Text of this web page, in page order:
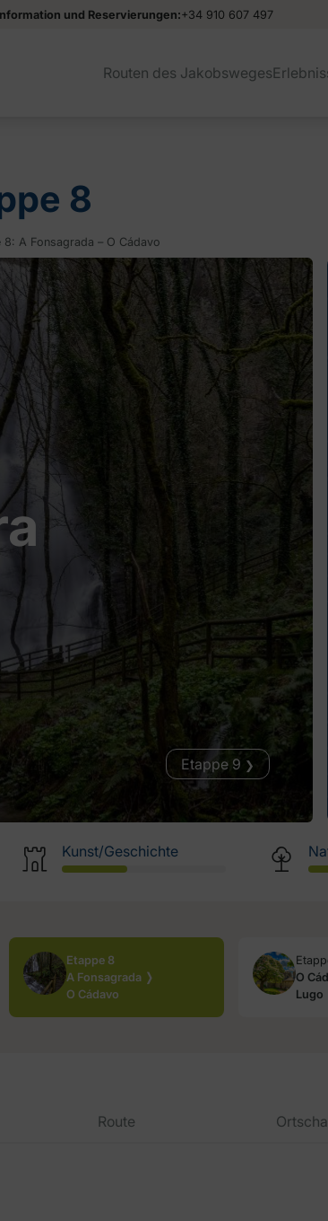
und Reservierungen:+34 910 607 497
Routen des Jakobsweges
8
A Fonsagrada – O Cádavo
Etappe 9 ❯
Kunst/Geschichte
Etappe 8
A Fonsagrada ❭
O Cádavo
O
Lugo
Route